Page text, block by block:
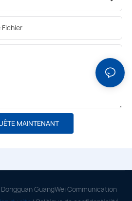
Fichier
MAINTENANT
GuangWei Communication